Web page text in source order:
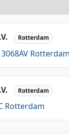
Rotterdam
Rotterdam
Rotterdam